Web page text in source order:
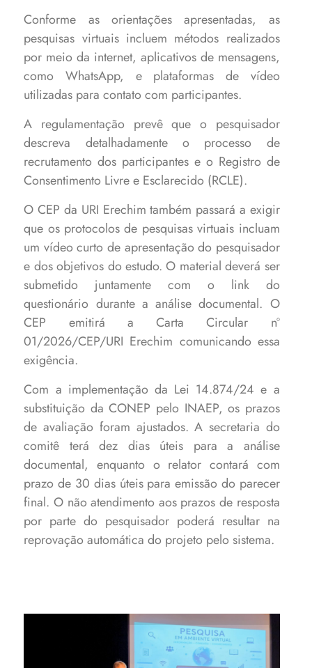
Conforme as orientações apresentadas, as
pesquisas virtuais incluem métodos realizados
por meio da internet, aplicativos de mensagens,
como WhatsApp, e plataformas de vídeo
utilizadas para contato com participantes.
A regulamentação prevê que o pesquisador
descreva detalhadamente o processo de
recrutamento dos participantes e o Registro de
Consentimento Livre e Esclarecido (RCLE).
O CEP da URI Erechim também passará a exigir
que os protocolos de pesquisas virtuais incluam
um vídeo curto de apresentação do pesquisador
e dos objetivos do estudo. O material deverá ser
submetido juntamente com o link do
questionário durante a análise documental. O
CEP emitirá a Carta Circular nº
01/2026/CEP/URI Erechim comunicando essa
exigência.
Com a implementação da Lei 14.874/24 e a
substituição da CONEP pelo INAEP, os prazos
de avaliação foram ajustados. A secretaria do
comitê terá dez dias úteis para a análise
documental, enquanto o relator contará com
prazo de 30 dias úteis para emissão do parecer
final. O não atendimento aos prazos de resposta
por parte do pesquisador poderá resultar na
reprovação automática do projeto pelo sistema.